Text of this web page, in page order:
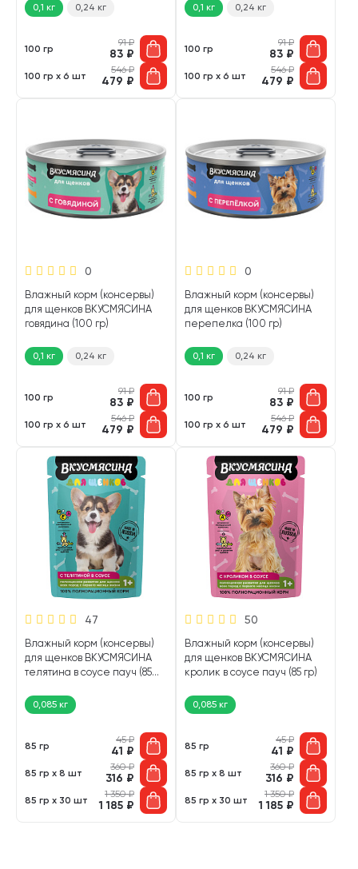
0,1 кг 0,24 кг
100 гр
91₽
83 ₽
100 гр х 6 шт
546₽
479 ₽
0,1 кг 0,24 кг
100 гр
91₽
83 ₽
100 гр х 6 шт
546₽
479 ₽
0
Влажный корм (консервы)
для щенков ВКУСМЯСИНА
говядина (100 гр)
0,1 кг 0,24 кг
100 гр
91₽
83 ₽
100 гр х 6 шт
546₽
479 ₽
0
Влажный корм (консервы)
для щенков ВКУСМЯСИНА
перепелка (100 гр)
0,1 кг 0,24 кг
100 гр
91₽
83 ₽
100 гр х 6 шт
546₽
479 ₽
47
Влажный корм (консервы)
для щенков ВКУСМЯСИНА
телятина в соусе пауч (85
0,085 кг
85 гр
45₽
41 ₽
85 гр х 8 шт
360₽
316 ₽
85 гр х 30 шт
1 350₽
1 185 ₽
50
Влажный корм (консервы)
для щенков ВКУСМЯСИНА
кролик в соусе пауч (85 гр)
0,085 кг
85 гр
45₽
41 ₽
85 гр х 8 шт
360₽
316 ₽
85 гр х 30 шт
1 350₽
1 185 ₽